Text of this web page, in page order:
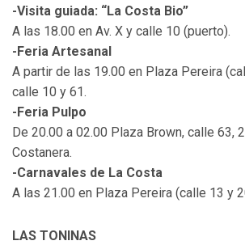
-Visita guiada: “La Costa Bio”
A las 18.00 en Av. X y calle 10 (puerto).
-Feria Artesanal
A partir de las 19.00 en Plaza Pereira
calle 10 y 61.
-Feria Pulpo
De 20.00 a 02.00 Plaza Brown, calle 63,
Costanera.
-Carnavales de La Costa
A las 21.00 en Plaza Pereira (calle 13 y
LAS TONINAS